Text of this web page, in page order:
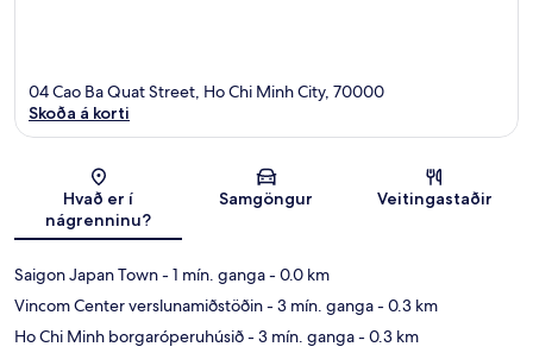
Kort
04 Cao Ba Quat Street, Ho Chi Minh City, 70000
Skoða á korti
Hvað er í
nágrenninu?
Samgöngur Veitingastaðir
Saigon Japan Town- 1 mín. ganga- 0.0 km
Vincom Center verslunamiðstöðin- 3 mín. ganga- 0.3 km
Ho Chi Minh borgaróperuhúsið- 3 mín. ganga- 0.3 km